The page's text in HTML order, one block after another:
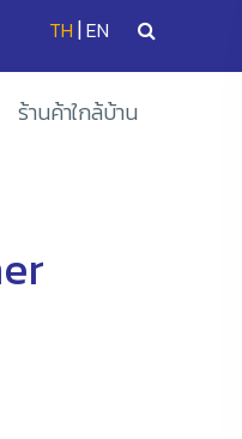
TH |EN
ร้านค้าใกล้บ้าน